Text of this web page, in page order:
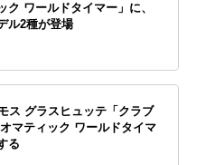
ク ワールドタイマー」に、
ル2種が登場
ス グラスヒュッテ「クラブ
マティック ワールドタイマ
る